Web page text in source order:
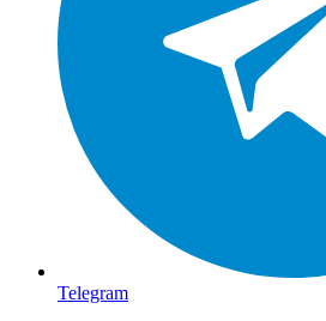
Telegram